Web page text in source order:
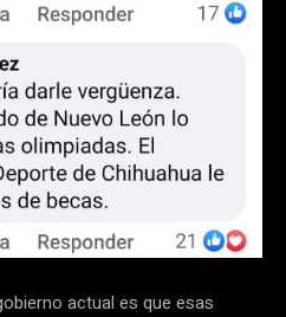
actual es que esas